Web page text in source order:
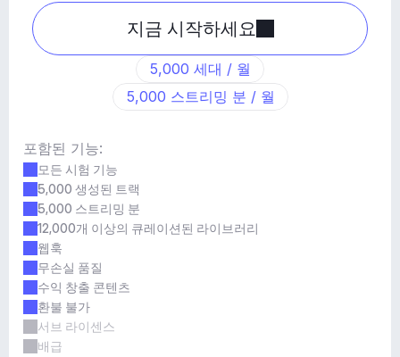
지금 시작하세요
5,000 세대 / 월
5,000 스트리밍 분 / 월
포함된 기능:
모든 시험 기능
5,000 생성된 트랙
5,000 스트리밍 분
12,000개 이상의 큐레이션된 라이브러리
웹훅
무손실 품질
수익 창출 콘텐츠
환불 불가
서브 라이센스
배급